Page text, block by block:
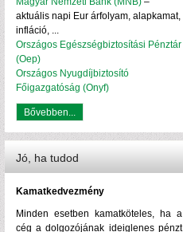
aktuális napi Eur árfolyam, alapkamat,
infláció, ...
Országos Egészségbiztosítási Pénztár
(Oep)
Országos Nyugdíjbiztosító
Főigazgatóság (Onyf)
Bővebben...
Jó, ha tudod
Kamatkedvezmény
Minden esetben kamatköteles, ha a
cég a dolgozójának ideiglenes pénzt